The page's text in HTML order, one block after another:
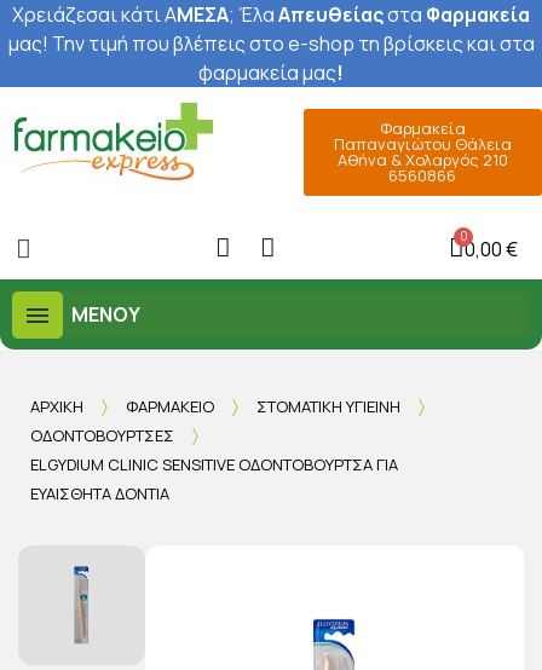
Χρειάζεσαι κάτι ΑΜΕΣΑ; ΈλαΑπευθείαςστα Φαρμακεία
μας! Την τιμή που βλέπεις στο e-shop τη βρίσκεις και στα
φαρμακεία μας!
Φαρμακεία
Παπαναγιώτου Θάλεια
Αθήνα & Χολαργός 210
6560866
0,00 €
ΜΕΝΟΎ
ΑΡΧΙΚΉ ΦΑΡΜΑΚΕΊΟ
ΣΤΟΜΑΤΙΚΉ ΥΓΙΕΙΝΉ
ΟΔΟΝΤΌΒΟΥΡΤΣΕΣ
ELGYDIUM CLINIC SENSITIVE ΟΔΟΝΤΌΒΟΥΡΤΣΑ ΓΙΑ
ΕΥΑΊΣΘΗΤΑ ΔΌΝΤΙΑ